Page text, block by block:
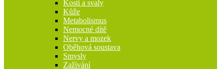
Kosti a svaly
Kůže
Metabolismus
Nemocné dítě
Nervy a mozek
Oběhová soustava
Smysly
Zažívání